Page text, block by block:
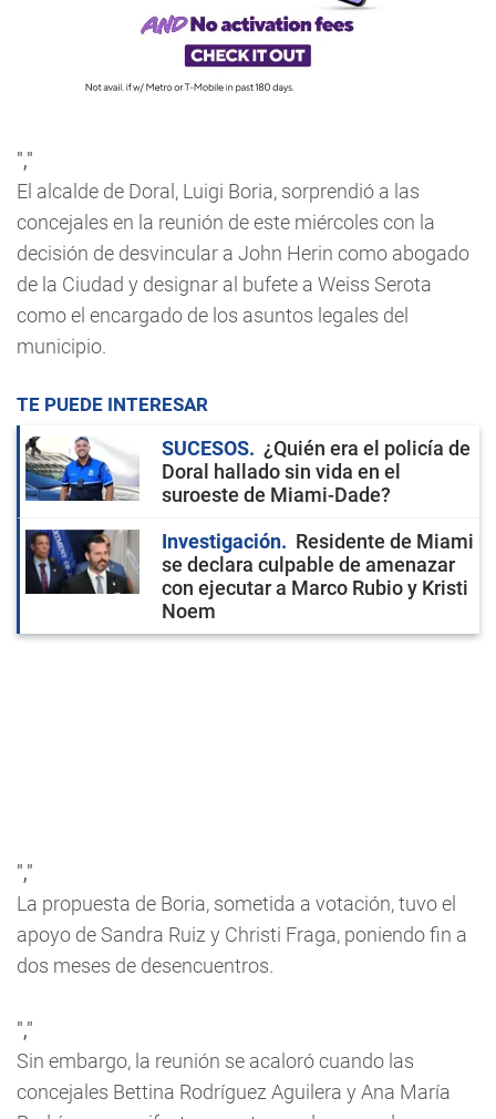
","
El alcalde de Doral, Luigi Boria, sorprendió a las
concejales en la reunión de este miércoles con la
decisión de desvincular a John Herin como abogado
de la Ciudad y designar al bufete a Weiss Serota
como el encargado de los asuntos legales del
municipio.
TE PUEDE INTERESAR
SUCESOS
¿Quién era el policía de
Doral hallado sin vida en el
suroeste de Miami-Dade?
Investigación
Residente de Miami
se declara culpable de amenazar
con ejecutar a Marco Rubio y Kristi
Noem
","
La propuesta de Boria, sometida a votación, tuvo el
apoyo de Sandra Ruiz y Christi Fraga, poniendo fin a
dos meses de desencuentros.
","
Sin embargo, la reunión se acaloró cuando las
concejales Bettina Rodríguez Aguilera y Ana María